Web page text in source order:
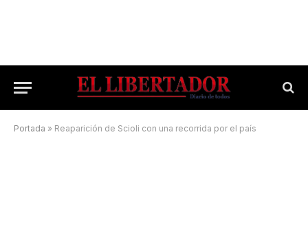
Portada » Reaparición de Scioli con una recorrida por el país